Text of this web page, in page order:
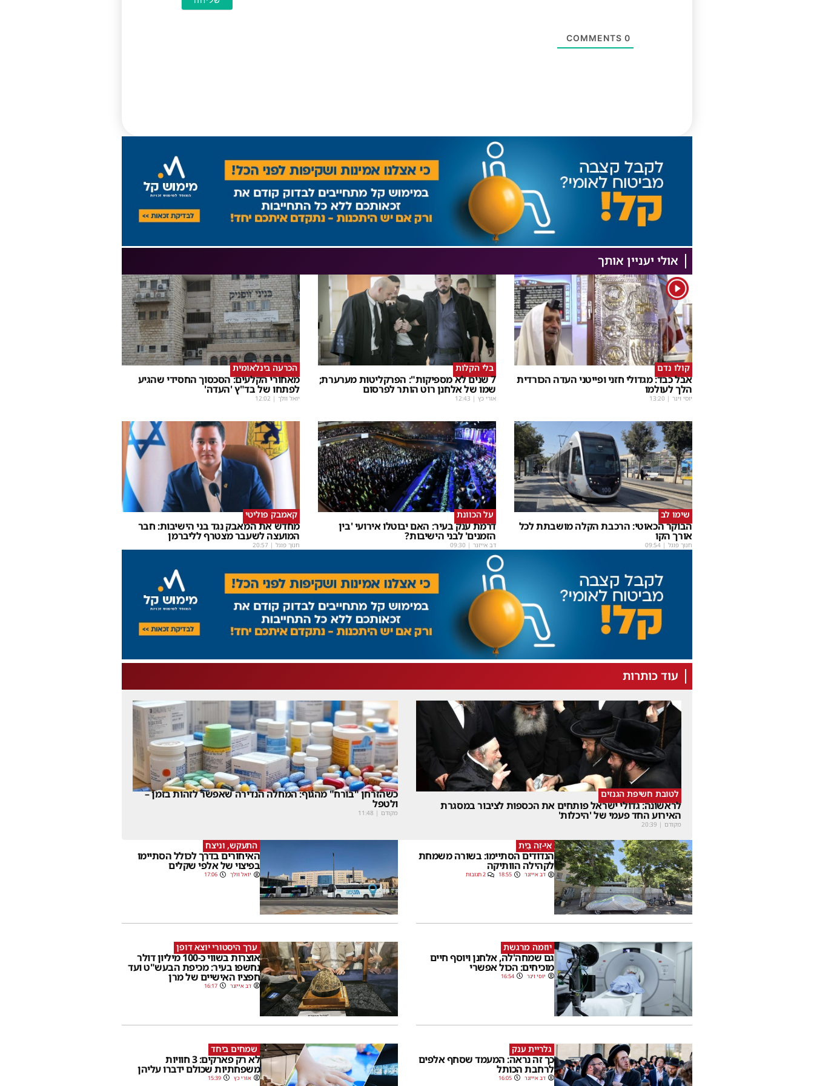
0
אולי יעניין אותך
1
קולו נדם
אבל כבד: מגדולי חזני ופייטני העדה הכורדית
הלך לעולמו
יוסי וינר |
13:20
בלי הקלות
7 שנים לא מספיקות": הפרקליטות מערערת;
שמו של אלחנן רוט הותר לפרסום
אורי כץ |
12:43
הכרעה בינלאומית
מאחורי הקלעים: הסכסוך החסידי שהגיע
לפתחו של בד"ץ 'העדה'
יואל וולך |
12:02
שימו לב
הבוקר הכאוטי: הרכבת הקלה מושבתת לכל
אורך הקו
חנוך פוגל |
09:54
על הכוונת
דרמת ענק בעיר: האם יבוטלו אירועי 'בין
הזמנים' לבני הישיבות?
דב אייזנר |
09:30
קאמבק פוליטי
מחדש את המאבק נגד בני הישיבות: חבר
המועצה לשעבר מצטרף לליברמן
חנוך פוגל |
20:57
עוד כותרות
לטובת חשיפת הגנזים
לראשונה: גדולי ישראל פותחים את הכספות לציבור במסגרת
האירוע החד פעמי של 'היכלות'
מקודם |
20:39
כשהזרחן "בורח" מהגוף: המחלה הנדירה שאפשר לזהות בזמן –
ולטפל
מקודם |
11:48
אֵי-זֶה בַּיִת
הנדודים הסתיימו: בשורה משמחת
לקהילה הוותיקה
דב אייזנר 18:55 2 תגובות
התעקש, וניצח
האיחורים בדרך לכולל הסתיימו
בפיצוי של אלפי שקלים
יואל וולך 17:06
יוזמה מרגשת
גם שמחה'לה, אלחנן ויוסף חיים
מוכיחים: הכול אפשרי
יוסי וינר 16:54
ערך היסטורי יוצא דופן
אוצרות בשווי כ-100 מיליון דולר
נחשפו בעיר: מכיפת הבעש"ט ועד
חפציו האישיים של מרן
דב אייזנר 16:17
גלריית ענק
כך זה נראה: המעמד שסחף אלפים
לרחבת הכותל
דב אייזנר 16:05
שמחים ביחד
לא רק פארקים: 3 חוויות
משפחתיות שכולם ידברו עליהן
אורי כץ 15:39